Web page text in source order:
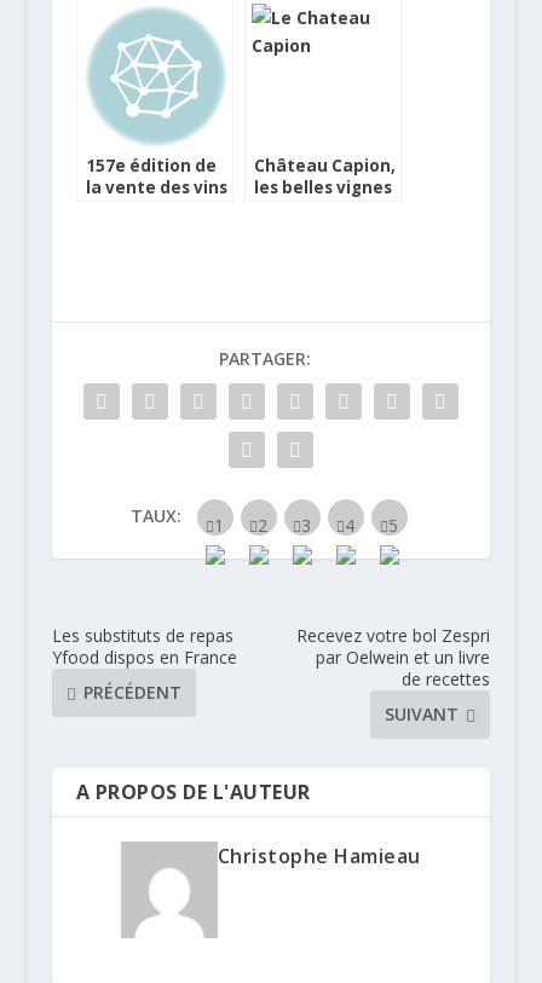
La Fête des
Vignerons
vins du
mâconnais !
157e édition de
la vente des vins
Château Capion,
les belles vignes
PARTAGER:
TAUX:
Les substituts de repas
Yfood dispos en France
PRÉCÉDENT
Recevez votre bol Zespri
par Oelwein et un livre
de recettes
SUIVANT
A PROPOS DE L'AUTEUR
Christophe Hamieau